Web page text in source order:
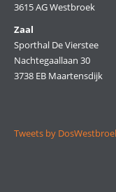
3615 AG Westbroek
Zaal
Sporthal De Vierstee
Nachtegaallaan 30
3738 EB Maartensdijk
Tweets by